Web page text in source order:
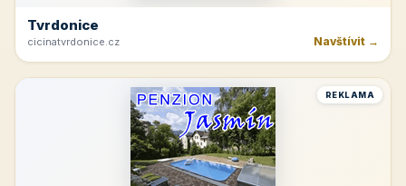
Tvrdonice
cicinatvrdonice.cz Navštívit →
REKLAMA